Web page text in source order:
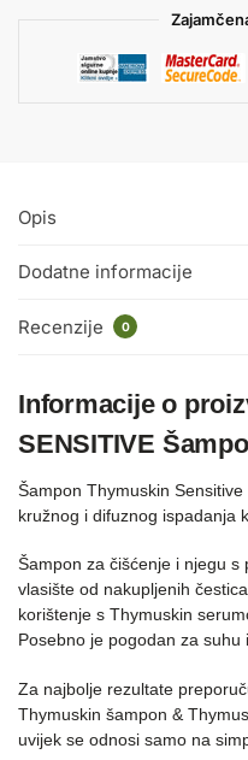
Opis
Dodatne informacije
Recenzije 0
Informacije o
SENSITIVE
Šampon Thymuskin
kružnog i difuznog ispadanja
Šampon za čišćenje i njegu s
vlasište od nakupljenih
korištenje s Thymuskin
Posebno je pogodan za suhu
Za najbolje rezultate
Thymuskin šampon &
uvijek se odnosi samo na